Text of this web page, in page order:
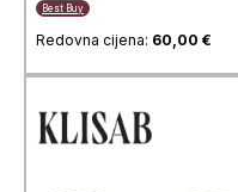
Best Buy
Redovna cijena: 60,00 €